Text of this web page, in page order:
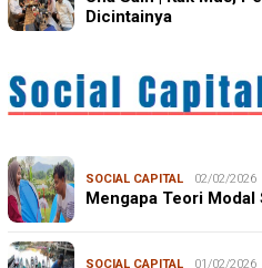
Dicintainya
SOCIAL CAPITAL 02/02/2026
Mengapa Teori Modal
SOCIAL CAPITAL 01/02/2026